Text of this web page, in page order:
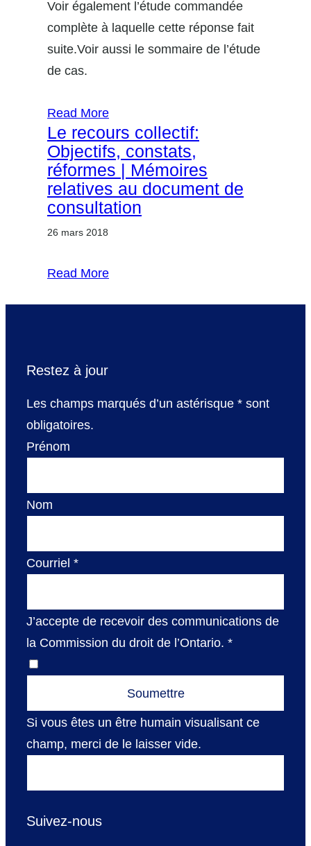
Voir également l’étude commandée
complète à laquelle cette réponse fait
suite.Voir aussi le sommaire de l’étude
de cas.
Read More
Le recours collectif:
Objectifs, constats,
réformes | Mémoires
relatives au document de
consultation
26 mars 2018
Read More
Restez à jour
Les champs marqués d’un astérisque * sont
obligatoires.
Prénom
Nom
Courriel *
J’accepte de recevoir des communications de
la Commission du droit de l’Ontario. *
Si vous êtes un être humain visualisant ce
champ, merci de le laisser vide.
Suivez-nous